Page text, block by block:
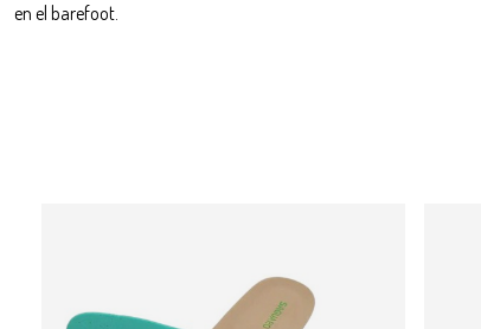
en el barefoot.